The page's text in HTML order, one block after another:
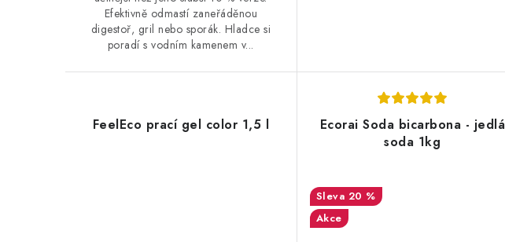
Efektivně odmastí zaneřáděnou
digestoř, gril nebo sporák. Hladce si
poradí s vodním kamenem v...
FeelEco prací gel color 1,5 l
Ecorai Soda bicarbona - jedlá
soda 1kg
20 %
Akce